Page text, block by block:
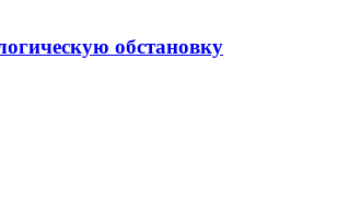
обстановку